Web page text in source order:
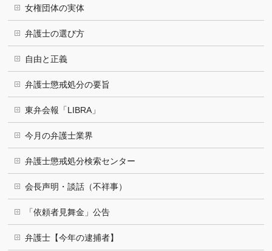
女権団体の実体
弁護士の選び方
自由と正義
弁護士懲戒処分の要旨
東弁会報「LIBRA」
今月の弁護士業界
弁護士懲戒処分検索センター
会長声明・談話（不祥事）
「依頼者見舞金」公告
弁護士【今年の逮捕者】